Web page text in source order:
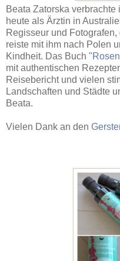
Beata Zatorska
heute als Ärztin in
Regisseur und
reiste mit ihm nach Polen
Kindheit. Das Buch "
mit authentischen
Reisebericht und vielen
Landschaften und Städte
Beata.
Vielen Dank an den